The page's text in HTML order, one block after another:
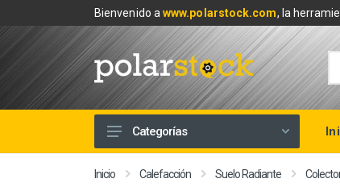
Bienvenido awww.polarstock.com, la
Calefacción
Categorías
Inicio Calefacción Suelo Radiante